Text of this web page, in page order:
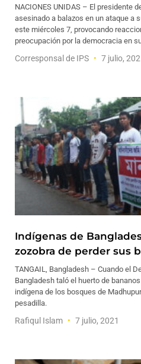
NACIONES UNIDAS – El presidente
asesinado a balazos en un ataque a
este miércoles 7, provocando
preocupación por la democracia en
Corresponsal de IPS 7 julio,
Indígenas de
zozobra de perder sus
TANGAIL, Bangladesh – Cuando el
Bangladesh taló el huerto de
indígena de los bosques de
pesadilla.
Rafiqul Islam 7 julio, 2021